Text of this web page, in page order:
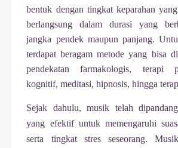
bentuk dengan tingkat keparahan
berlangsung dalam durasi yang
jangka pendek maupun panjang.
terdapat beragam metode yang bisa
pendekatan farmakologis, terapi
kognitif, meditasi, hipnosis, hingga
Sejak dahulu, musik telah
yang efektif untuk memengaruhi
serta tingkat stres seseorang.